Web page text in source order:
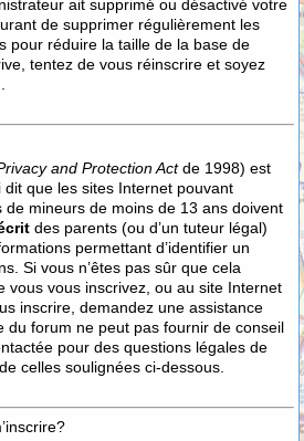
ait supprimé ou désactivé votre
de supprimer régulièrement les
pour réduire la taille de la base de
tentez de vous réinscrire et soyez
and Protection Actde 1998) est
que les sites Internet pouvant
de mineurs de moins de 13 ans doivent
des parents (ou d’un tuteur légal)
permettant d’identifier un
Si vous n’êtes pas sûr que cela
vous vous inscrivez, ou au site Internet
inscrire, demandez une assistance
du forum ne peut pas fournir de conseil
pour des questions légales de
celles soulignées ci-dessous.